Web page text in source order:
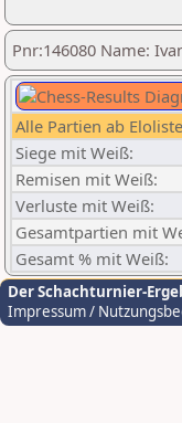
Pnr:146080 Name:
Alle Partien ab
Siege mit Weiß:
Remisen mit Weiß:
Verluste mit Weiß:
Gesamtpartien mit
Gesamt % mit Weiß:
Der Schachturnier-
Impressum /